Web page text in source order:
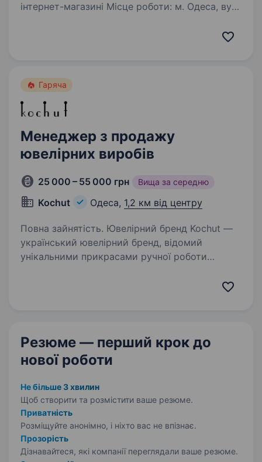
інтернет-магазині Місце роботи: м. Одеса, вул.
Гаряча
Менеджер з продажу
ювелірних виробів
25 000 – 55 000 грн Вища за середню
Kochut Одеса, 1,2 км від центру
Повна зайнятість. Ювелірний бренд Kochut —
український ювелірний бренд, відомий
унікальними прикрасами ручної роботи
відкриваємось у Вашому неймовірному місті!
Резюме — перший крок до
нової роботи
Не більше 3 хвилин
Щоб створити та розмістити ваше резюме.
Приватність
Розміщуйте анонімно, і ніхто вас не впізнає.
Прозорість
Дізнавайтеся, які компанії переглядали ваше резюме.